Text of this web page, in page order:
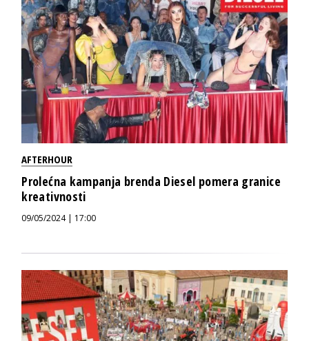
AFTERHOUR
Prolećna kampanja brenda Diesel pomera granice
kreativnosti
09/05/2024 | 17:00